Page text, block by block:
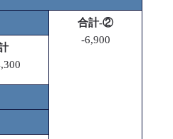
合計-②
-6,900